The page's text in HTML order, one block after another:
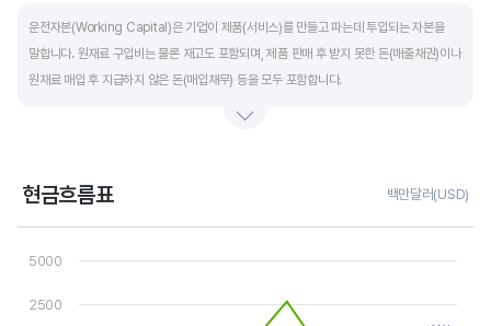
운전자본(Working Capital)은 기업이 제품(서비스)를 만들고 파는데 투입되는 자본을
말합니다. 원재료 구입비는 물론 재고도 포함되며, 제품 판매 후 받지 못한 돈(매출채권)이나
원재료 매입 후 지급하지 않은 돈(매입채무) 등을 모두 포함합니다.
높습니다. 따라서 운전자본 규모 보다는 현금이 잘 돌고 있는지를 확인할 수 있는 운전자본
운전자본 회전일수는 낮을 수록 좋습니다. 운전자본 회전일수가 낮으면 회사의 현금 회전이
현금흐름표 백만달러(USD)
Chart
View as data table, Chart
The chart has 1 Y axis displaying values. Data ranges from -
2500
5000